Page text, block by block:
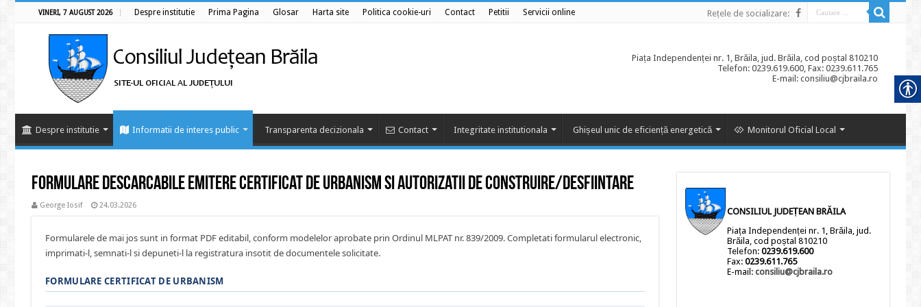
VINERI, 7 AUGUST 2026 Despre institutie Prima Pagina Glosar Harta site Politica cookie-uri Contact Petitii Servicii online Rețele de socializare:
Piața Independenței nr. 1, Brăila, jud. Brăila, cod poștal 810210
Telefon: 0239.619.600, Fax: 0239.611.765
E-mail: consiliu@cjbraila.ro
Despre institutie Informatii de interes public Transparenta decizionala Contact Integritate institutionala Ghișeul unic de eficiență energetică Monitorul Oficial Local
Formulare descarcabile emitere Certificat de Urbanism si Autorizatii de Construire/Desfiintare
George Iosif 24.03.2026
Formularele de mai jos sunt in format PDF editabil, conform modelelor aprobate prin Ordinul MLPAT nr. 839/2009. Completati formularul electronic,
imprimati-l, semnati-l si depuneti-l la registratura insotit de documentele solicitate.
FORMULARE CERTIFICAT DE URBANISM
CONSILIUL JUDEȚEAN BRĂILA
Piața Independenței nr. 1, Brăila, jud.
Brăila, cod poștal 810210
Telefon: 0239.619.600
Fax: 0239.611.765
E-mail: consiliu@cjbraila.ro